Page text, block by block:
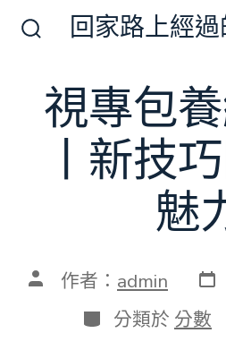
換
開
回家路上經
視專包
丨新技
魅
文 作者： admin 發
表
日
期
分
類
分類於 分數